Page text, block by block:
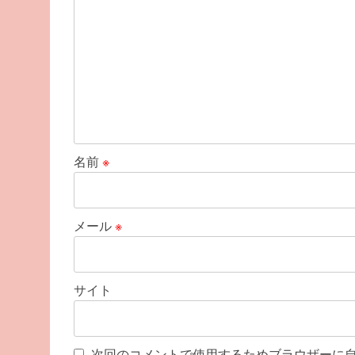
名前 ※
メール ※
サイト